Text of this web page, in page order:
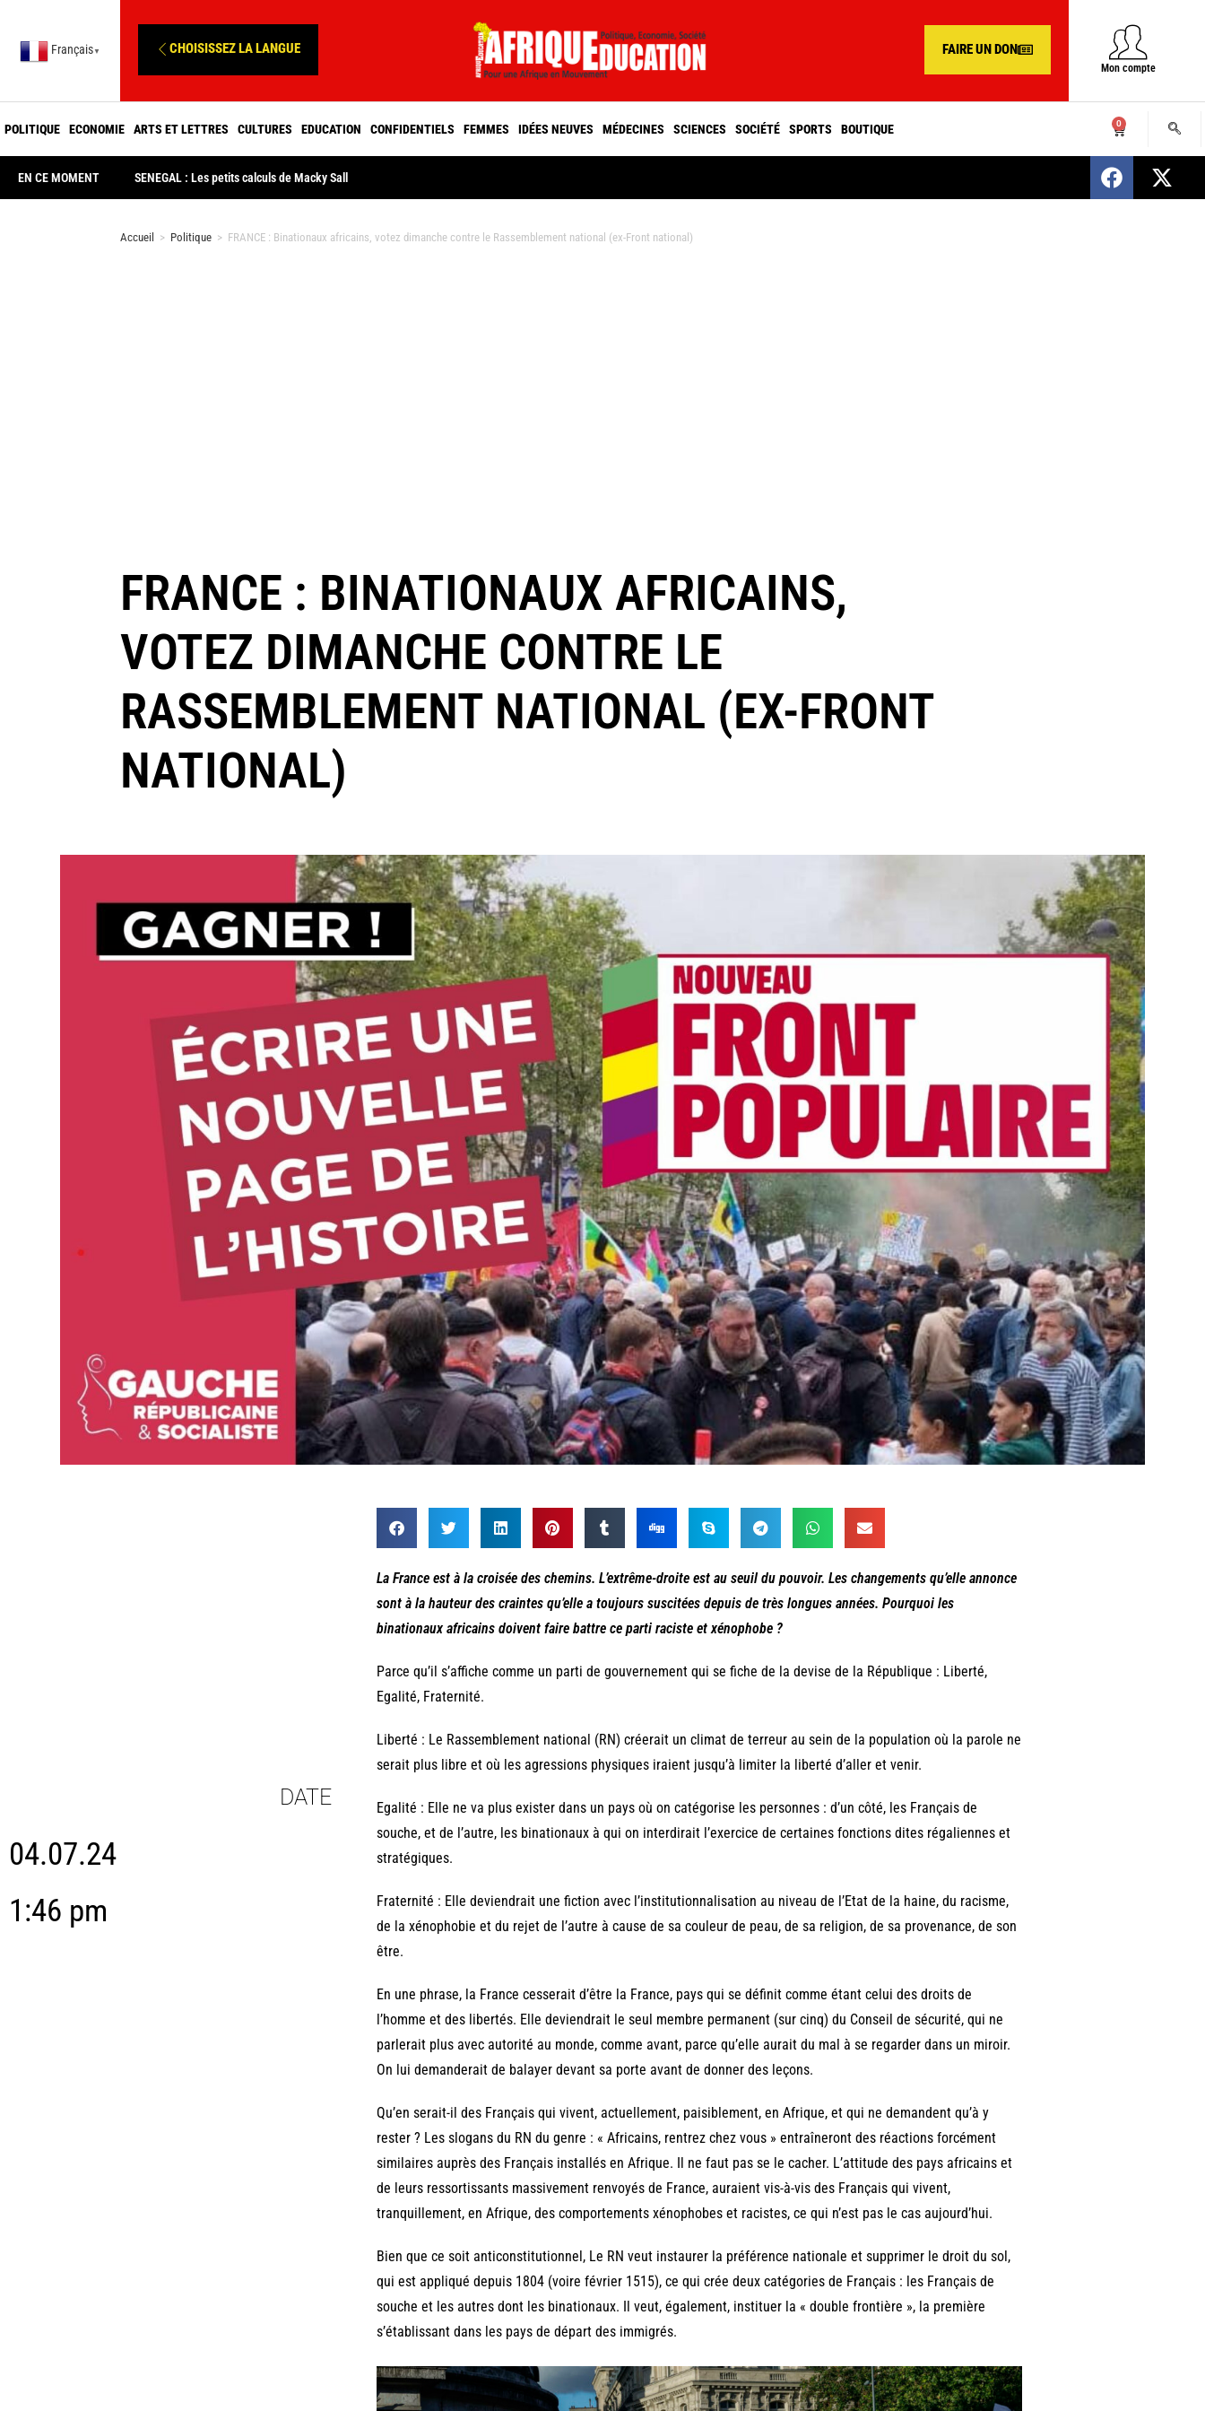
Français ▼ CHOISISSEZ LA LANGUE FAIRE UN DON
Mon compte
POLITIQUE ECONOMIE ARTS ET LETTRES CULTURES EDUCATION CONFIDENTIELS FEMMES IDÉES NEUVES MÉDECINES SCIENCES SOCIÉTÉ SPORTS BOUTIQUE 0
EN CE MOMENT SENEGAL : Les petits calculs de Macky Sall SENEGAL : Nomination d’un nouveau
Accueil > Politique > FRANCE : Binationaux africains, votez dimanche contre le Rassemblement national (ex-Front national)
FRANCE : BINATIONAUX AFRICAINS,
VOTEZ DIMANCHE CONTRE LE
RASSEMBLEMENT NATIONAL (EX-FRONT
NATIONAL)
DATE
04.07.24
1:46 pm
La France est à la croisée des chemins. L’extrême-droite est au seuil du pouvoir. Les changements qu’elle annonce
sont à la hauteur des craintes qu’elle a toujours suscitées depuis de très longues années. Pourquoi les
binationaux africains doivent faire battre ce parti raciste et xénophobe ?
Parce qu’il s’affiche comme un parti de gouvernement qui se fiche de la devise de la République : Liberté,
Egalité, Fraternité.
Liberté : Le Rassemblement national (RN) créerait un climat de terreur au sein de la population où la parole ne
serait plus libre et où les agressions physiques iraient jusqu’à limiter la liberté d’aller et venir.
Egalité : Elle ne va plus exister dans un pays où on catégorise les personnes : d’un côté, les Français de
souche, et de l’autre, les binationaux à qui on interdirait l’exercice de certaines fonctions dites régaliennes et
stratégiques.
Fraternité : Elle deviendrait une fiction avec l’institutionnalisation au niveau de l’Etat de la haine, du racisme,
de la xénophobie et du rejet de l’autre à cause de sa couleur de peau, de sa religion, de sa provenance, de son
être.
En une phrase, la France cesserait d’être la France, pays qui se définit comme étant celui des droits de
l’homme et des libertés. Elle deviendrait le seul membre permanent (sur cinq) du Conseil de sécurité, qui ne
parlerait plus avec autorité au monde, comme avant, parce qu’elle aurait du mal à se regarder dans un miroir.
On lui demanderait de balayer devant sa porte avant de donner des leçons.
Qu’en serait-il des Français qui vivent, actuellement, paisiblement, en Afrique, et qui ne demandent qu’à y
rester ? Les slogans du RN du genre : « Africains, rentrez chez vous » entraîneront des réactions forcément
similaires auprès des Français installés en Afrique. Il ne faut pas se le cacher. L’attitude des pays africains et
de leurs ressortissants massivement renvoyés de France, auraient vis-à-vis des Français qui vivent,
tranquillement, en Afrique, des comportements xénophobes et racistes, ce qui n’est pas le cas aujourd’hui.
Bien que ce soit anticonstitutionnel, Le RN veut instaurer la préférence nationale et supprimer le droit du sol,
qui est appliqué depuis 1804 (voire février 1515), ce qui crée deux catégories de Français : les Français de
souche et les autres dont les binationaux. Il veut, également, instituer la « double frontière », la première
s’établissant dans les pays de départ des immigrés.